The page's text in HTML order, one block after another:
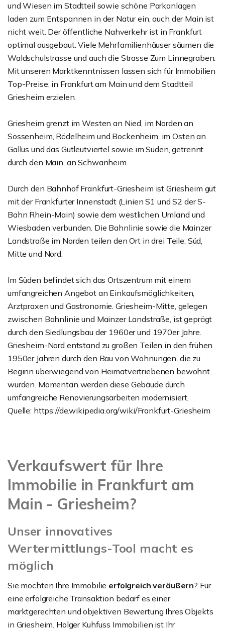
und Wiesen im Stadtteil sowie schöne Parkanlagen
laden zum Entspannen in der Natur ein, auch der Main ist
nicht weit. Der öffentliche Nahverkehr ist in Frankfurt
optimal ausgebaut. Viele Mehrfamilienhäuser säumen die
Waldschulstrasse und auch die Strasse Zum Linnegraben.
Mit unseren Marktkenntnissen lassen sich für Immobilien
Top-Preise, in Frankfurt am Main und dem Stadtteil
Griesheim erzielen.
Griesheim grenzt im Westen an Nied, im Norden an
Sossenheim, Rödelheim und Bockenheim, im Osten an
Gallus und das Gutleutviertel sowie im Süden, getrennt
durch den Main, an Schwanheim.
Durch den Bahnhof Frankfurt-Griesheim ist Griesheim gut
mit der Frankfurter Innenstadt (Linien S1 und S2 der S-
Bahn Rhein-Main) sowie dem westlichen Umland und
Wiesbaden verbunden. Die Bahnlinie sowie die Mainzer
Landstraße im Norden teilen den Ort in drei Teile: Süd,
Mitte und Nord.
Im Süden befindet sich das Ortszentrum mit einem
umfangreichen Angebot an Einkaufsmöglichkeiten,
Arztpraxen und Gastronomie. Griesheim-Mitte, gelegen
zwischen Bahnlinie und Mainzer Landstraße, ist geprägt
durch den Siedlungsbau der 1960er und 1970er Jahre.
Griesheim-Nord entstand zu großen Teilen in den frühen
1950er Jahren durch den Bau von Wohnungen, die zu
Beginn überwiegend von Heimatvertriebenen bewohnt
wurden. Momentan werden diese Gebäude durch
umfangreiche Renovierungsarbeiten modernisiert.
Quelle: https://de.wikipedia.org/wiki/Frankfurt-Griesheim
Verkaufswert für Ihre
Immobilie in Frankfurt am
Main - Griesheim?
Unser innovatives
Wertermittlungs-Tool macht es
möglich
Sie möchten Ihre Immobilie erfolgreich veräußern? Für
eine erfolgreiche Transaktion bedarf es einer
marktgerechten und objektiven Bewertung Ihres Objekts
in Griesheim. Holger Kuhfuss Immobilien ist Ihr